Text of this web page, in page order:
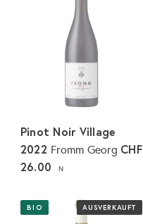
Pinot Noir Village
2022 Fromm Georg CHF
26.00
N
AUSVERKAUFT
BIO